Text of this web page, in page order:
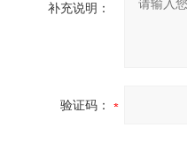
补充说明：
验证码：